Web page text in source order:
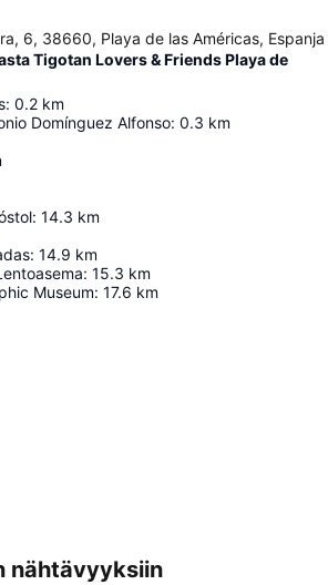
6, 38660, Playa de las Américas, Espanja
Tigotan Lovers & Friends Playa de
: 0.2 km
Domínguez Alfonso: 0.3 km
: 14.3 km
: 14.9 km
: 15.3 km
Museum: 17.6 km
nähtävyyksiin